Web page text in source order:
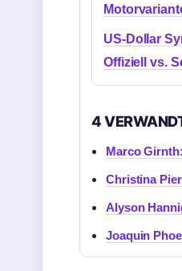
US-Dollar
Offiziell vs.
4
Marco
Christina
Alyson
Joaquin